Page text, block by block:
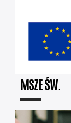
MSZE ŚW.